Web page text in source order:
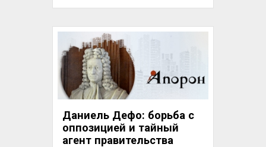
подолгу, и иногда наедине, беседовала с
обеспечить себе другие источники
информации и идей. Елизавета I (1533 –
1603) / Викимедиа
Она пыталась защитить себя от
неприятных советов, способствуя
провоцируя их на состязания ради ее
наград. Милость или немилость Елиз...
Даниель Дефо: борьба с
оппозицией и тайный
агент правительства